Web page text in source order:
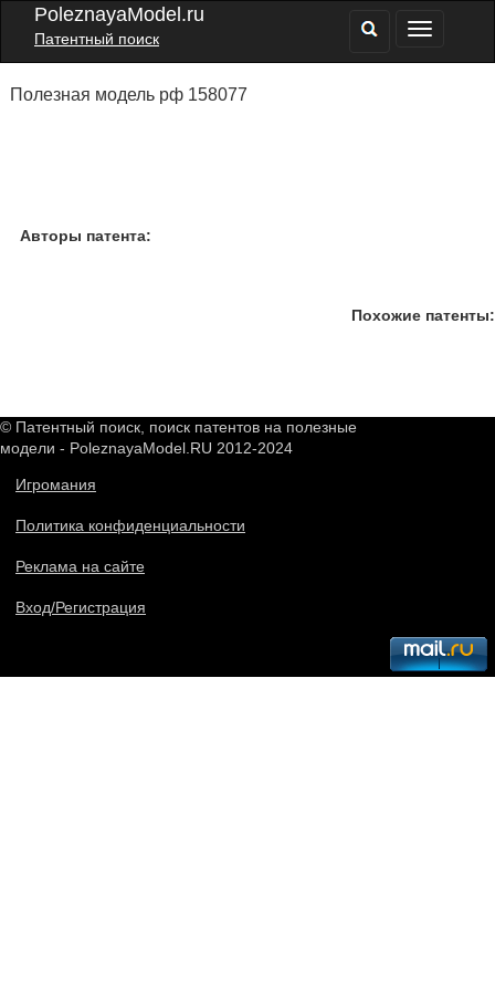
PoleznayaModel.ru
Патентный поиск
Полезная модель рф 158077
Авторы патента:
Похожие патенты:
© Патентный поиск, поиск патентов на полезные
модели - PoleznayaModel.RU 2012-2024
Игромания
Политика конфиденциальности
Реклама на сайте
Вход/Регистрация